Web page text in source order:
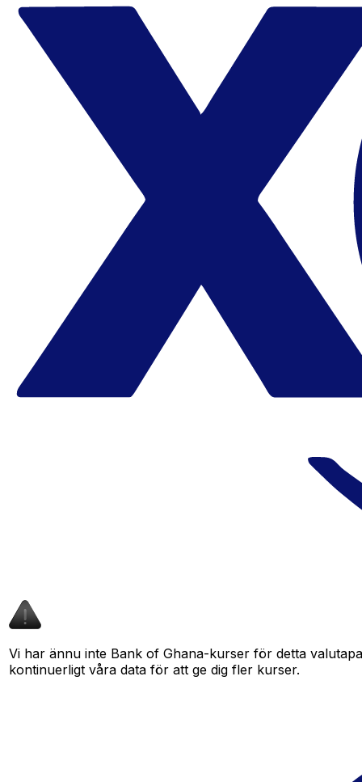
Vi har ännu inte Bank of Ghana-kurser för detta
kontinuerligt våra data för att ge dig fler kurser.